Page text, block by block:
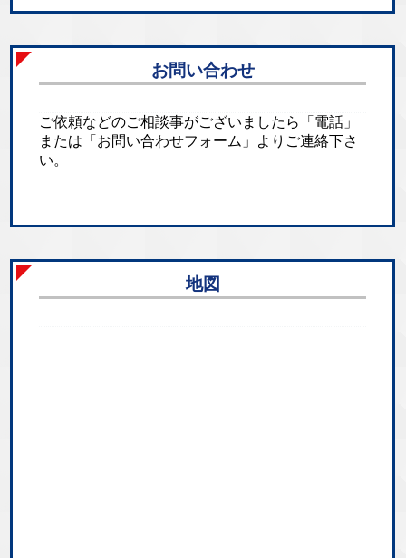
お問い合わせ
ご依頼などのご相談事がございましたら「電話」
または「お問い合わせフォーム」よりご連絡下さ
い。
地図